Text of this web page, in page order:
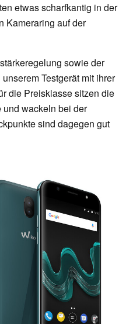
etwas scharfkantig in der
Kameraring auf der
sowie der
Testgerät mit ihrer
die Preisklasse sitzen die
und wackeln bei der
sind dagegen gut